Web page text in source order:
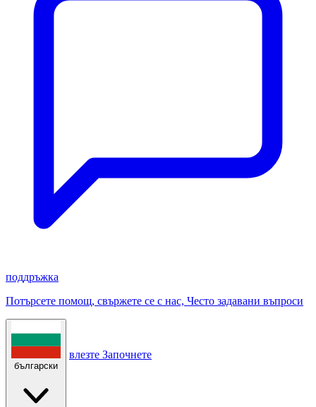
поддръжка
Потърсете помощ, свържете се с нас, Често задавани въпроси
български
влезте Започнете